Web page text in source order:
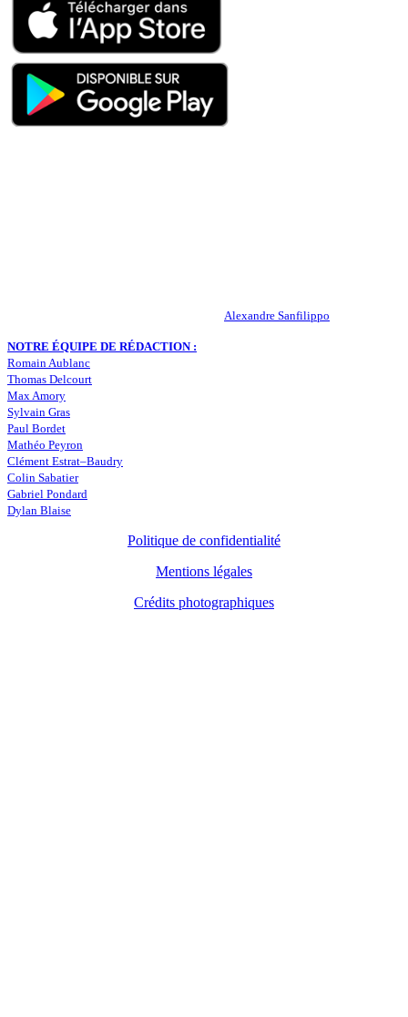
Alexandre Sanfilippo
NOTRE ÉQUIPE DE RÉDACTION :
Romain Aublanc
Thomas Delcourt
Max Amory
Sylvain Gras
Paul Bordet
Mathéo Peyron
Clément Estrat–Baudry
Colin Sabatier
Gabriel Pondard
Dylan Blaise
Politique de confidentialité
Mentions légales
Crédits photographiques